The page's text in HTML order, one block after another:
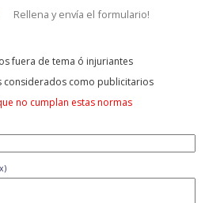
Rellena y envía el formulario!
fuera de tema ó injuriantes
considerados como publicitarios
no cumplan estas normas